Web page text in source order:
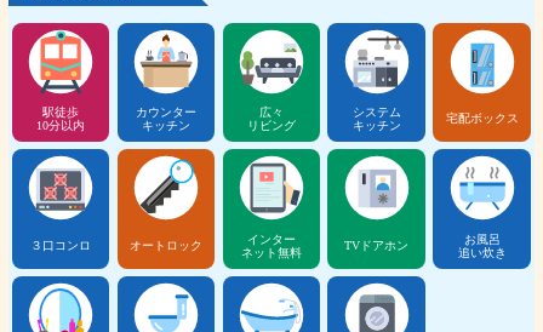
駅徒歩
10分以内
カウンター
キッチン
広々
リビング
システム
キッチン
宅配ボックス
３口コンロ オートロック
インター
ネット無料
TVドアホン
お風呂
追い炊き